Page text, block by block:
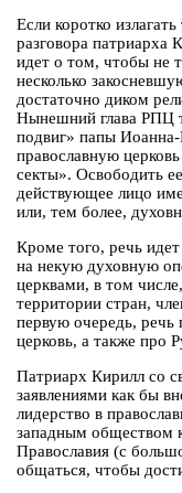
Если коротко
разговора патриарха
идет о том, чтобы не
несколько
достаточно диком
Нынешний глава РПЦ
подвиг» папы
православную
секты». Освободить
действующее лицо
или, тем более,
Кроме того, речь
на некую духовную
церквами, в том
территории стран,
первую очередь, речь
церковь, а также
Патриарх Кирилл со
заявлениями как бы
лидерство в
западным обществом
Православия (с
общаться, чтобы